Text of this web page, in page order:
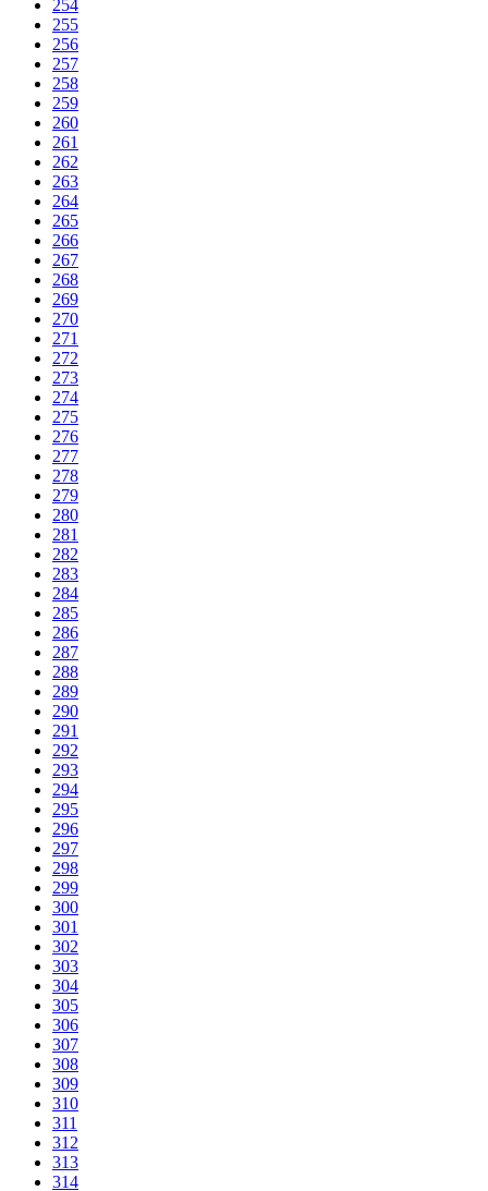
254
255
256
257
258
259
260
261
262
263
264
265
266
267
268
269
270
271
272
273
274
275
276
277
278
279
280
281
282
283
284
285
286
287
288
289
290
291
292
293
294
295
296
297
298
299
300
301
302
303
304
305
306
307
308
309
310
311
312
313
314